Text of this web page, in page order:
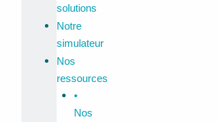
solutions
Notre
simulateur
Nos
ressources
•
Nos